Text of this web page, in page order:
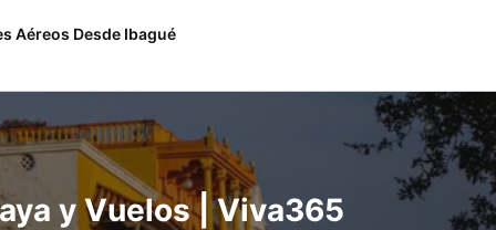
Aéreos Desde Ibagué
y Vuelos | Viva365